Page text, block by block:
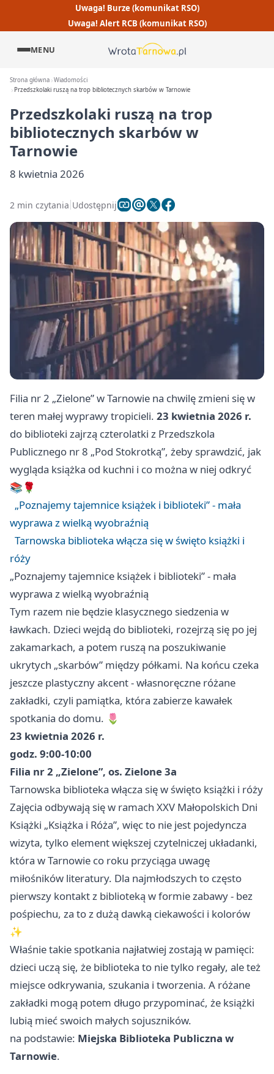
Uwaga! Burze (komunikat RSO)
Uwaga! Alert RCB (komunikat RSO)
MENU
Strona główna Wiadomości
Przedszkolaki ruszą na trop bibliotecznych skarbów w Tarnowie
Przedszkolaki ruszą na trop
bibliotecznych skarbów w
Tarnowie
8 kwietnia 2026
2 min czytania Udostępnij
Filia nr 2 „Zielone” w Tarnowie na chwilę zmieni się w
teren małej wyprawy tropicieli. 23 kwietnia 2026 r.
do biblioteki zajrzą czterolatki z Przedszkola
Publicznego nr 8 „Pod Stokrotką”, żeby sprawdzić, jak
wygląda książka od kuchni i co można w niej odkryć
📚🌹
„Poznajemy tajemnice książek i biblioteki” - mała
wyprawa z wielką wyobraźnią
Tarnowska biblioteka włącza się w święto książki i
róży
„Poznajemy tajemnice książek i biblioteki” - mała
wyprawa z wielką wyobraźnią
Tym razem nie będzie klasycznego siedzenia w
ławkach. Dzieci wejdą do biblioteki, rozejrzą się po jej
zakamarkach, a potem ruszą na poszukiwanie
ukrytych „skarbów” między półkami. Na końcu czeka
jeszcze plastyczny akcent - własnoręczne różane
zakładki, czyli pamiątka, która zabierze kawałek
spotkania do domu. 🌷
23 kwietnia 2026 r.
godz. 9:00-10:00
Filia nr 2 „Zielone”, os. Zielone 3a
Tarnowska biblioteka włącza się w święto książki i róży
Zajęcia odbywają się w ramach XXV Małopolskich Dni
Książki „Książka i Róża”, więc to nie jest pojedyncza
wizyta, tylko element większej czytelniczej układanki,
która w Tarnowie co roku przyciąga uwagę
miłośników literatury. Dla najmłodszych to często
pierwszy kontakt z biblioteką w formie zabawy - bez
pośpiechu, za to z dużą dawką ciekawości i kolorów
✨
Właśnie takie spotkania najłatwiej zostają w pamięci:
dzieci uczą się, że biblioteka to nie tylko regały, ale też
miejsce odkrywania, szukania i tworzenia. A różane
zakładki mogą potem długo przypominać, że książki
lubią mieć swoich małych sojuszników.
na podstawie: Miejska Biblioteka Publiczna w
Tarnowie.